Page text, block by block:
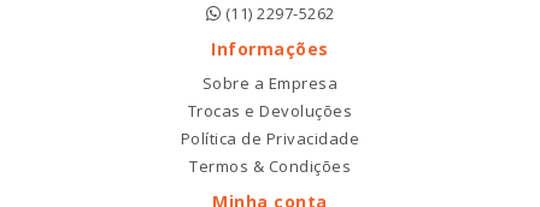
(11) 2297-5262
Informações
Sobre a Empresa
Trocas e Devoluções
Política de Privacidade
Termos & Condições
Minha conta